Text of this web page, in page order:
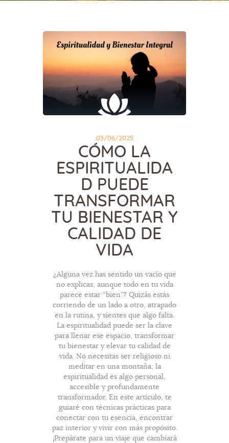
03/06/2025
CÓMO LA
ESPIRITUALIDA
D PUEDE
TRANSFORMAR
TU BIENESTAR Y
CALIDAD DE
VIDA
¿Alguna vez has sentido un vacío que
no explicas, aunque todo en tu vida
parece estar “bien”? Quizás estás
corriendo de un lado a otro, atrapado
en la rutina, y sientes que algo falta.
La espiritualidad puede ser la clave
para llenar ese espacio, transformar
tu bienestar y elevar tu calidad de
vida. No necesitas ser religioso ni
meditar en una montaña; la
espiritualidad es algo personal,
accesible y profundamente
transformador. En este artículo, te
guiaré con técnicas prácticas para
conectar con tu esencia, encontrar
paz interior y vivir con más propósito.
¡Prepárate para un viaje que cambiará